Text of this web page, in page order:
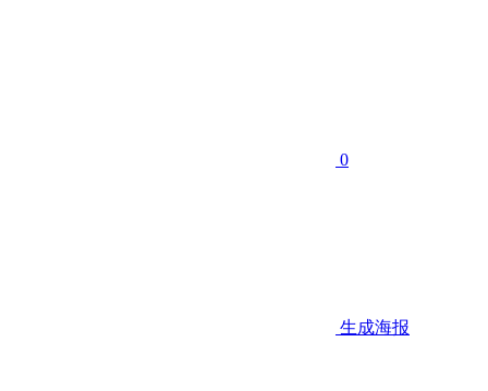
0
生成海报